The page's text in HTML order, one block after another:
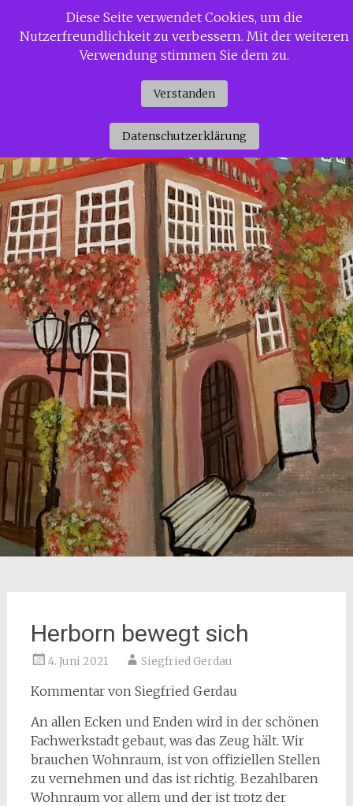
InhaltSiggi Gerdaus Welt
Herborn bewegt sich
4. Juni 2021 Siegfried Gerdau
Kommentar von Siegfried Gerdau
An allen Ecken und Enden wird in der schönen
Fachwerkstadt gebaut, was das Zeug hält. Wir
brauchen Wohnraum, ist von offiziellen Stellen
zu vernehmen und das ist richtig. Bezahlbaren
Wohnraum vor allem und der ist trotz der
Diese Seite verwendet Cookies, um die
Nutzerfreundlichkeit zu verbessern. Mit der weiteren
Verwendung stimmen Sie dem zu.
Verstanden
Datenschutzerklärung